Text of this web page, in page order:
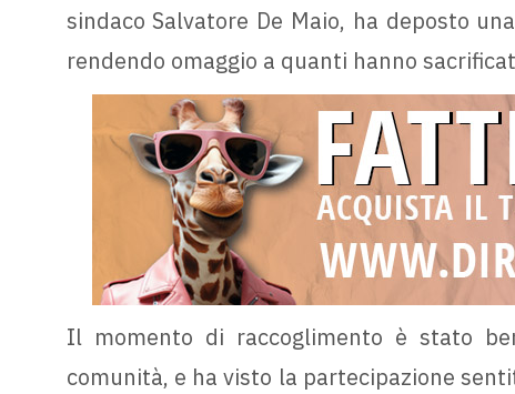
sindaco Salvatore De Maio, ha deposto
rendendo omaggio a quanti hanno
Il momento di raccoglimento è stato
comunità, e ha visto la partecipazione